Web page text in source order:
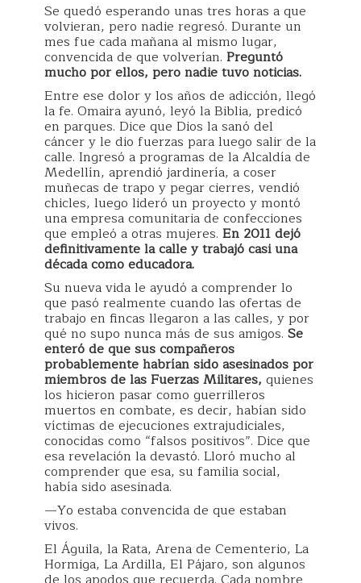
Se quedó esperando unas tres horas a que
volvieran, pero nadie regresó. Durante un
mes fue cada mañana al mismo lugar,
convencida de que volverían. Preguntó
mucho por ellos, pero nadie tuvo noticias.
Entre ese dolor y los años de adicción, llegó
la fe. Omaira ayunó, leyó la Biblia, predicó
en parques. Dice que Dios la sanó del
cáncer y le dio fuerzas para luego salir de la
calle. Ingresó a programas de la Alcaldía de
Medellín, aprendió jardinería, a coser
muñecas de trapo y pegar cierres, vendió
chicles, luego lideró un proyecto y montó
una empresa comunitaria de confecciones
que empleó a otras mujeres. En 2011 dejó
definitivamente la calle y trabajó casi una
década como educadora.
Su nueva vida le ayudó a comprender lo
que pasó realmente cuando las ofertas de
trabajo en fincas llegaron a las calles, y por
qué no supo nunca más de sus amigos. Se
enteró de que sus compañeros
probablemente habrían sido asesinados por
miembros de las Fuerzas Militares, quienes
los hicieron pasar como guerrilleros
muertos en combate, es decir, habían sido
víctimas de ejecuciones extrajudiciales,
conocidas como “falsos positivos”. Dice que
esa revelación la devastó. Lloró mucho al
comprender que esa, su familia social,
había sido asesinada.
—Yo estaba convencida de que estaban
vivos.
El Águila, la Rata, Arena de Cementerio, La
Hormiga, La Ardilla, El Pájaro, son algunos